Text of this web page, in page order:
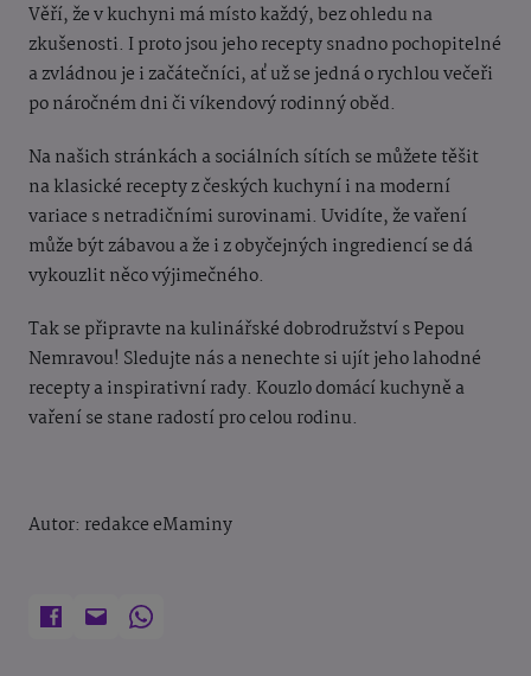
Věří, že v kuchyni má místo každý, bez ohledu na
zkušenosti. I proto jsou jeho recepty snadno pochopitelné
a zvládnou je i začátečníci, ať už se jedná o rychlou večeři
po náročném dni či víkendový rodinný oběd.
Na našich stránkách a sociálních sítích se můžete těšit
na klasické recepty z českých kuchyní i na moderní
variace s netradičními surovinami. Uvidíte, že vaření
může být zábavou a že i z obyčejných ingrediencí se dá
vykouzlit něco výjimečného.
Tak se připravte na kulinářské dobrodružství s Pepou
Nemravou! Sledujte nás a nenechte si ujít jeho lahodné
recepty a inspirativní rady. Kouzlo domácí kuchyně a
vaření se stane radostí pro celou rodinu.
Autor: redakce eMaminy